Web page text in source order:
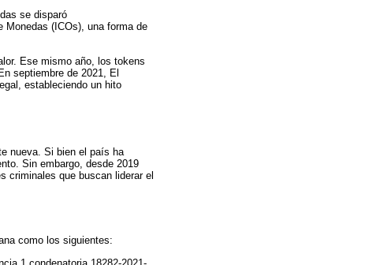
se disparó
(ICOs), una forma de
Ese mismo año, los tokens
septiembre de 2021, El
estableciendo un hito
nueva. Si bien el país ha
Sin embargo, desde 2019
criminales que buscan liderar el
como los siguientes: